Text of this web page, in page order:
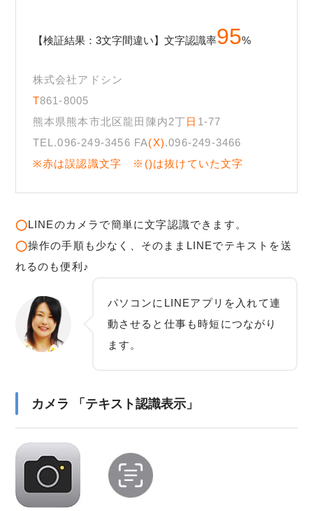
【検証結果：3文字間違い】文字認識率95%
株式会社アドシン
T861-8005
熊本県熊本市北区龍田陳内2丁日 1-77
TEL.096-249-3456 FA(X).096-249-3466
※赤は誤認識文字 ※()は抜けていた文字
◯LINEのカメラで簡単に文字認識できます。
◯操作の手順も少なく、そのままLINEでテキストを送
れるのも便利♪
パソコンにLINEアプリを入れて連
動させると仕事も時短につながり
ます。
カメラ 「テキスト認識表示」